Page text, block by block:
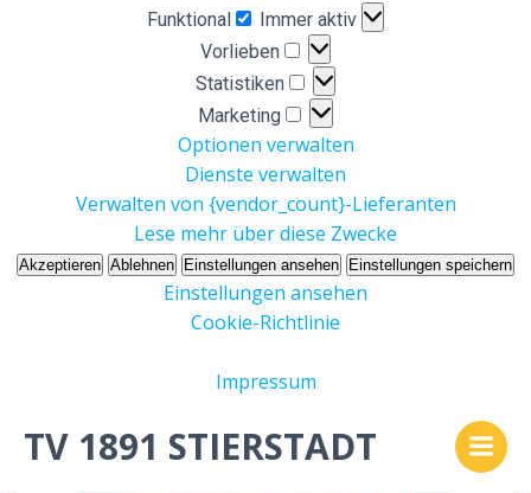
Funktional
Funktional
Immer aktiv
Vorlieben
Vorlieben
Statistiken
Statistiken
Marketing
Marketing
Optionen verwalten
Dienste verwalten
Verwalten von {vendor_count}-Lieferanten
Lese mehr über diese Zwecke
Akzeptieren Ablehnen Einstellungen ansehen Einstellungen speichern
Einstellungen ansehen
Cookie-Richtlinie
Impressum
Inhalt
springen
TV 1891 STIERSTADT